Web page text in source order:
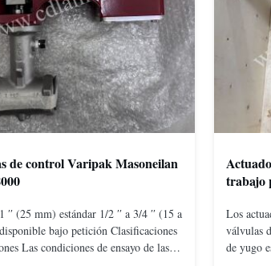
de control Varipak Masoneilan
′′ (25 mm) estándar 1/2 ′′ a 3/4 ′′ (15 a
bajo petición Clasificaciones
Las condiciones de ensayo de las
trabajo
Los
válvulas
de yugo